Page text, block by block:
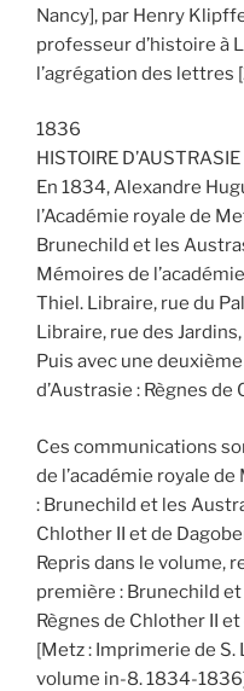
Nancy], par Henry
professeur d’histoire à
l’agrégation des lettres
1836
HISTOIRE D’AUSTRASIE
En 1834, Alexandre
l’Académie royale de
Brunechild et les
Mémoires de
Thiel. Libraire, rue du
Libraire, rue des Jardins,
Puis avec une
d’Austrasie : Règnes
Ces communications
de l’académie royale
: Brunechild et les
Chlother II et de
Repris dans le volume,
première : Brunechild
Règnes de Chlother II
[Metz : Imprimerie de
volume in-8. 1834-